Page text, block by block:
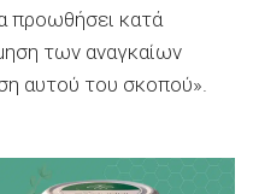
προωθήσει κατά
των αναγκαίων
αυτού του σκοπού».